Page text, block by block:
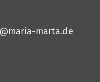
marta.de